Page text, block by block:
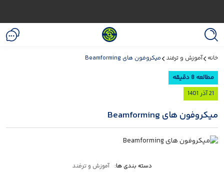
خانه آموزش و ترفند میکروفون های Beamforming
مطالعه 8 دقیقه
21 آذر 1401
میکروفون های Beamforming
دسته بندی ها: آموزش و ترفند